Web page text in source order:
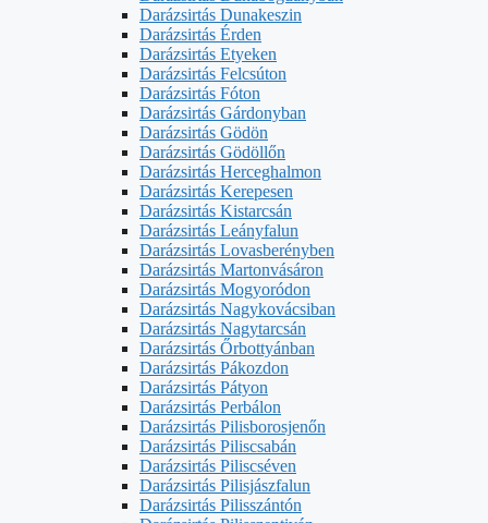
Darázsirtás Dunakeszin
Darázsirtás Érden
Darázsirtás Etyeken
Darázsirtás Felcsúton
Darázsirtás Fóton
Darázsirtás Gárdonyban
Darázsirtás Gödön
Darázsirtás Gödöllőn
Darázsirtás Herceghalmon
Darázsirtás Kerepesen
Darázsirtás Kistarcsán
Darázsirtás Leányfalun
Darázsirtás Lovasberényben
Darázsirtás Martonvásáron
Darázsirtás Mogyoródon
Darázsirtás Nagykovácsiban
Darázsirtás Nagytarcsán
Darázsirtás Őrbottyánban
Darázsirtás Pákozdon
Darázsirtás Pátyon
Darázsirtás Perbálon
Darázsirtás Pilisborosjenőn
Darázsirtás Piliscsabán
Darázsirtás Piliscséven
Darázsirtás Pilisjászfalun
Darázsirtás Pilisszántón